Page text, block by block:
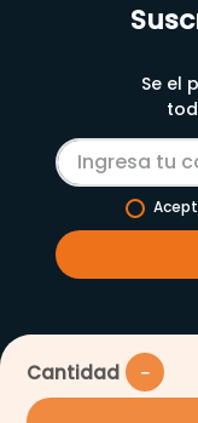
Cantidad －
Se el